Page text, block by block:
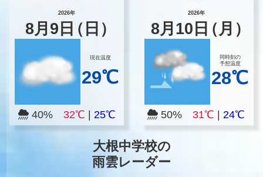
2026年
8月 9 日（日）
現在温度
29℃
40% 32℃ 25℃
2026年
8月 10 日（月）
同時刻の
予想温度
28℃
50%31℃ |24℃
大根中学校の
雨雲レーダー